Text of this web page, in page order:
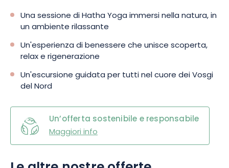
Una sessione di Hatha Yoga immersi nella natura, in
un ambiente rilassante
Un'esperienza di benessere che unisce scoperta,
relax e rigenerazione
Un'escursione guidata per tutti nel cuore dei Vosgi
del Nord
Un’offerta sostenibile e responsabile
Maggiori info